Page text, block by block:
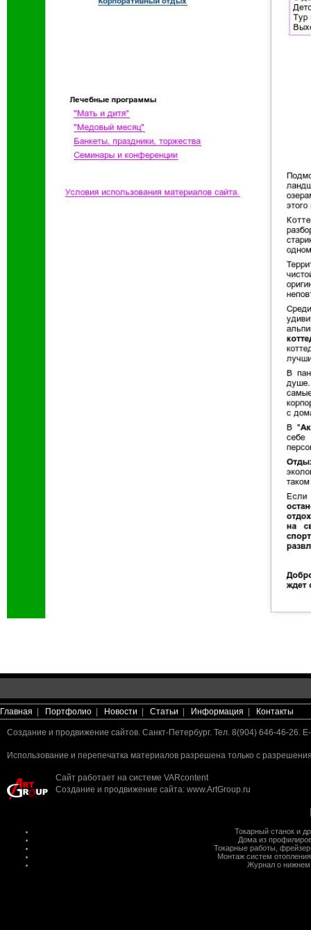
Главная Портфолио Новости Статьи Информация Контакты
Создание и продвижение сайтов. Санкт-Петербург. Тел. 8(904) 646-46-26.
Использование и перепечатка материалов разрешена только с
Сайт работает на системе VARcontent
Создание и продвижение сайта: www.ArtGroup.ru
Токарный станок и
Дома из
Токарные работы,
Монтаж систем отопления
Журнал о нижнем